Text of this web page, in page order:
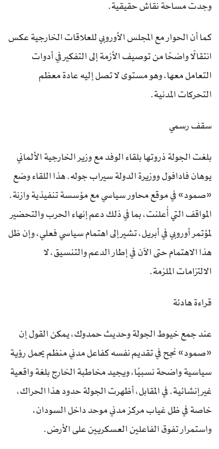
وجدت مساحة نقاش حقيقية.
كما أن الحوار مع المجلس الأوروبي للعلاقات الخارجية عكس
انتقالًا واضحًا من توصيف الأزمة إلى التفكير في أدوات
التعامل معها، وهو مستوى لا تصل إليه عادة معظم
التحركات المدنية.
سقف رسمي
بلغت الجولة ذروتها بلقاء الوفد مع وزير الخارجية الألماني
يوهان فادافول ووزيرة الدولة سيراب جوله. هذا اللقاء وضع
«صمود» في موقع محاور سياسي مع مؤسسة تنفيذية وازنة.
المواقف التي أُعلنت، بما في ذلك دعم إنهاء الحرب والتحضير
لمؤتمر أوروبي في أبريل، تشير إلى اهتمام سياسي فعلي، وإن ظل
هذا الاهتمام حتى الآن في إطار الدعم والتنسيق، لا
الالتزامات الملزمة.
قراءة هادئة
عند جمع خيوط الجولة وحديث حمدوك، يمكن القول إن
«صمود» نجح في تقديم نفسه كفاعل مدني منظم يحمل رؤية
سياسية واضحة نسبيًا، ويجيد مخاطبة الخارج بلغة واقعية
غير إنشائية. في المقابل، أظهرت الجولة حدود هذا الحراك،
خاصة في ظل غياب مركز مدني موحد داخل السودان،
واستمرار تفوق الفاعلين العسكريين على الأرض.